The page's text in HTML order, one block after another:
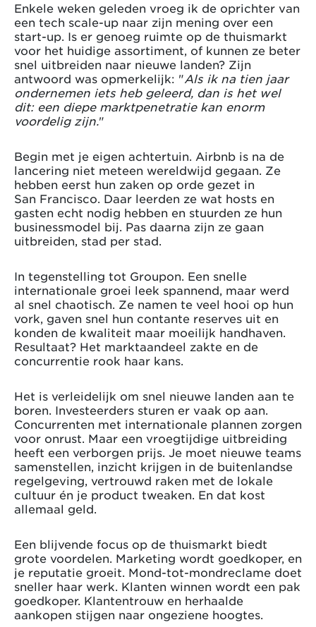
Enkele weken geleden vroeg ik de oprichter van
een tech scale-up naar zijn mening over een
start-up. Is er genoeg ruimte op de thuismarkt
voor het huidige assortiment, of kunnen ze beter
snel uitbreiden naar nieuwe landen? Zijn
antwoord was opmerkelijk: "Als ik na tien jaar
ondernemen iets heb geleerd, dan is het wel
dit: een diepe marktpenetratie kan enorm
voordelig zijn."
Begin met je eigen achtertuin. Airbnb is na de
lancering niet meteen wereldwijd gegaan. Ze
hebben eerst hun zaken op orde gezet in
San Francisco. Daar leerden ze wat hosts en
gasten echt nodig hebben en stuurden ze hun
businessmodel bij. Pas daarna zijn ze gaan
uitbreiden, stad per stad.
In tegenstelling tot Groupon. Een snelle
internationale groei leek spannend, maar werd
al snel chaotisch. Ze namen te veel hooi op hun
vork, gaven snel hun contante reserves uit en
konden de kwaliteit maar moeilijk handhaven.
Resultaat? Het marktaandeel zakte en de
concurrentie rook haar kans.
Het is verleidelijk om snel nieuwe landen aan te
boren. Investeerders sturen er vaak op aan.
Concurrenten met internationale plannen zorgen
voor onrust. Maar een vroegtijdige uitbreiding
heeft een verborgen prijs. Je moet nieuwe teams
samenstellen, inzicht krijgen in de buitenlandse
regelgeving, vertrouwd raken met de lokale
cultuur én je product tweaken. En dat kost
allemaal geld.
Een blijvende focus op de thuismarkt biedt
grote voordelen. Marketing wordt goedkoper, en
je reputatie groeit. Mond-tot-mondreclame doet
sneller haar werk. Klanten winnen wordt een pak
goedkoper. Klantentrouw en herhaalde
aankopen stijgen naar ongeziene hoogtes.